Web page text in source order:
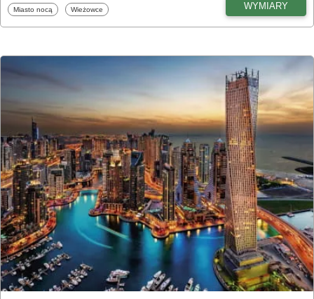
Fototapety
Miasto nocą Fototapety
Wieżowce WYMIARY